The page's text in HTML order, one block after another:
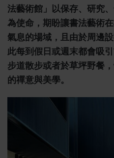
法藝術館」以保存、研究
為使命，期盼讓書法藝術
氣息的場域，且由於周邊
此每到假日或週末都會吸
步道散步或者於草坪野餐
的禪意與美學。